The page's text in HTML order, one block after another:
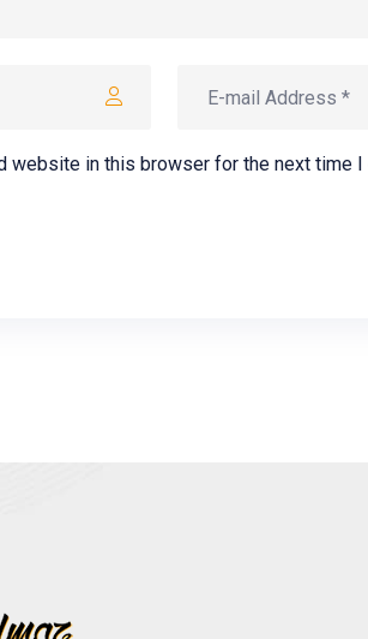
website in this browser for the next time I